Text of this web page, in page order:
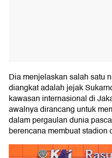
Dia menjelaskan salah satu
diangkat adalah jejak
kawasan internasional di
awalnya dirancang untuk
dalam pergaulan dunia
berencana membuat stadion